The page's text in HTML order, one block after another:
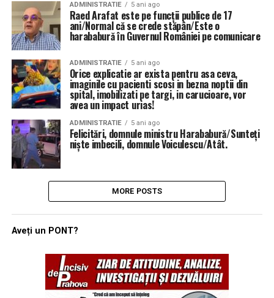
ADMINISTRATIE 5 ani ago
Raed Arafat este pe funcții publice de 17
ani/Normal că se crede stăpân/Este o
harababură în Guvernul României pe comunicare
ADMINISTRATIE 5 ani ago
Orice explicatie ar exista pentru asa ceva,
imaginile cu pacienti scosi in bezna noptii din
spital, imobilizati pe targi, in carucioare, vor
avea un impact urias!
ADMINISTRATIE 5 ani ago
Felicitări, domnule ministru Harababură/Sunteți
niște imbecili, domnule Voiculescu/Atât.
MORE POSTS
Aveți un PONT?